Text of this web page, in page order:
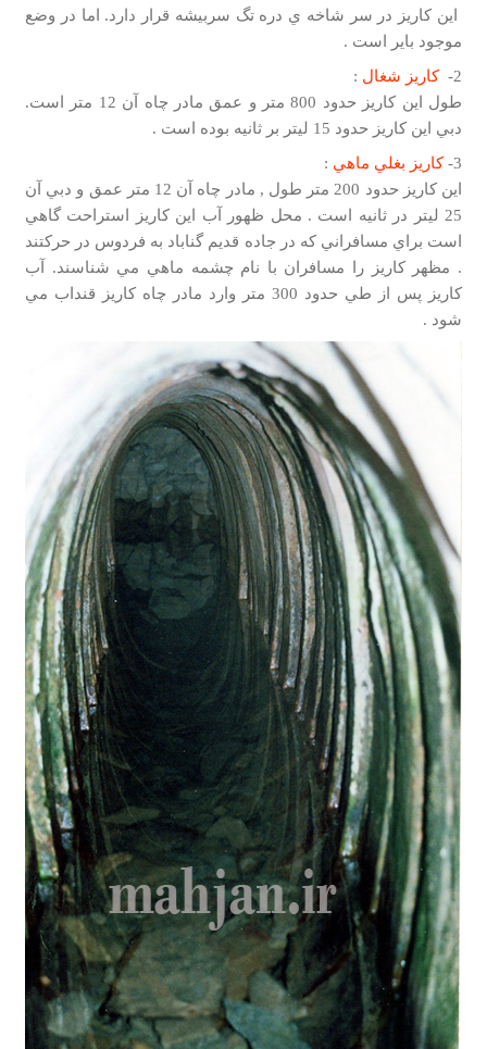
اين كاريز در سر شاخه ي دره تگ سربيشه قرار دارد. اما در وضع
موجود باير است .
2-
كاريز شغال :
طول اين كاريز حدود 800 متر و عمق مادر چاه آن 12 متر است.
دبي اين كاريز حدود 15 ليتر بر ثانيه بوده است .
3- كاريز بغلي ماهي :
اين كاريز حدود 200 متر طول , مادر چاه آن 12 متر عمق و دبي آن
25 ليتر در ثانيه است . محل ظهور آب اين كاريز استراحت گاهي
است براي مسافراني كه در جاده قديم گناباد به فردوس در حركتند
. مظهر كاريز را مسافران با نام چشمه ماهي مي شناسند. آب
كاريز پس از طي حدود 300 متر وارد مادر چاه كاريز قنداب مي
شود .